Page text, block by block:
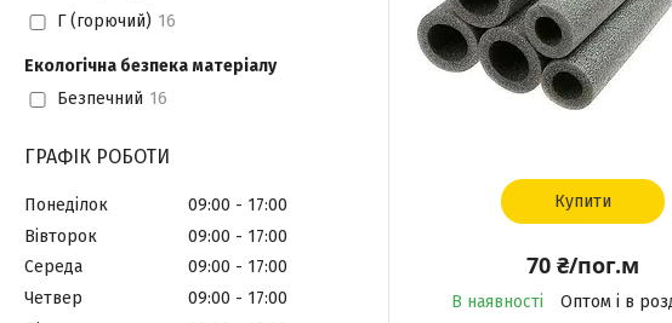
Купити
70 ₴/пог.м
В наявності Оптом і в
Г (горючий) 16
Екологічна безпека матеріалу
Безпечний 16
ГРАФІК РОБОТИ
Понеділок 09:00
17:00
Вівторок
09:00
17:00
Середа
09:00
17:00
Четвер
09:00
17:00